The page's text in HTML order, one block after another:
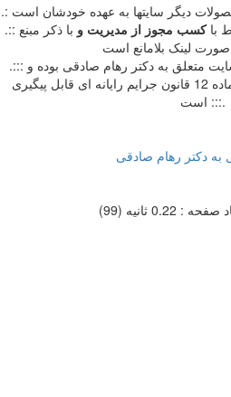
باکسب مجوز از مدیریت و با ذکر مبنع
.::: کلیه حقوق مادی و معنوی این سایت متعلق به دکتر رهام صادقی بوده و
هرگونه سواستفاده از آن طبق ماده 12 قانون جرایم رایانه ای قابل پیگیری
است :::.
به دکتر رهام صادقی
ثانیه (99)